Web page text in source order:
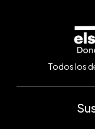
Todos los